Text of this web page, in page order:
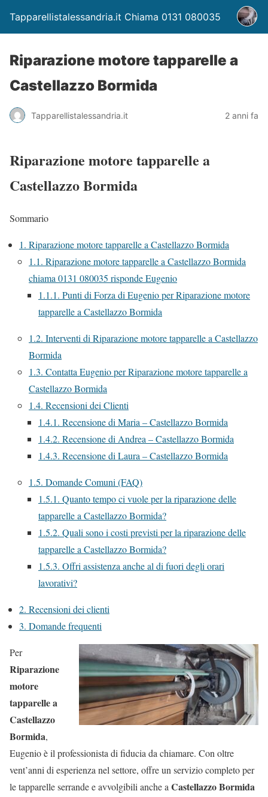
Tapparellistalessandria.it Chiama 0131 080035
Riparazione motore tapparelle a
Castellazzo Bormida
Tapparellistalessandria.it 2 anni fa
Riparazione motore tapparelle a
Castellazzo Bormida
Sommario
1. Riparazione motore tapparelle a Castellazzo Bormida
1.1. Riparazione motore tapparelle a Castellazzo Bormida
chiama 0131 080035 risponde Eugenio
1.1.1. Punti di Forza di Eugenio per Riparazione motore
tapparelle a Castellazzo Bormida
1.2. Interventi di Riparazione motore tapparelle a Castellazzo
Bormida
1.3. Contatta Eugenio per Riparazione motore tapparelle a
Castellazzo Bormida
1.4. Recensioni dei Clienti
1.4.1. Recensione di Maria – Castellazzo Bormida
1.4.2. Recensione di Andrea – Castellazzo Bormida
1.4.3. Recensione di Laura – Castellazzo Bormida
1.5. Domande Comuni (FAQ)
1.5.1. Quanto tempo ci vuole per la riparazione delle
tapparelle a Castellazzo Bormida?
1.5.2. Quali sono i costi previsti per la riparazione delle
tapparelle a Castellazzo Bormida?
1.5.3. Offri assistenza anche al di fuori degli orari
lavorativi?
2. Recensioni dei clienti
3. Domande frequenti
Per
Riparazione
motore
tapparelle a
Castellazzo
Bormida,
Eugenio è il professionista di fiducia da chiamare. Con oltre
vent’anni di esperienza nel settore, offre un servizio completo per
le tapparelle serrande e avvolgibili anche a Castellazzo Bormida